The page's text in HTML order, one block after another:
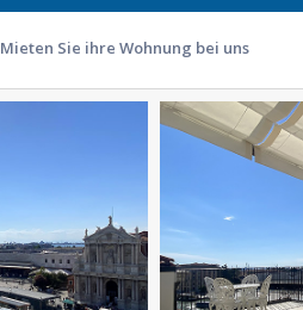
Mieten Sie ihre Wohnung bei uns